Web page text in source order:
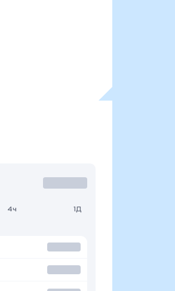
4ч 1Д